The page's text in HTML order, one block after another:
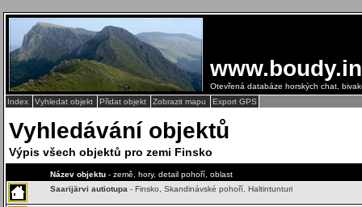
Otevřená databáze horských chat,
Index
Vyhledat objekt Přidat objekt Zobrazit mapu Export GPS
Vyhledávání objektů
Výpis všech objektů pro zemi Finsko
Název objektu - země, hory, detail pohoří, oblast
Saarijärvi autiotupa - Finsko, Skandinávské pohoří, Haltintunturi